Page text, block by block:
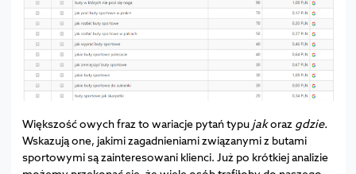
Większość owych fraz to wariacje pytań typu jakoraz gdzie.
Wskazują one, jakimi zagadnieniami związanymi z butami
sportowymi są zainteresowani klienci. Już po krótkiej analizie